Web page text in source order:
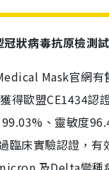
冠狀病毒抗原檢測
Mask官網有
得歐盟CE1434認
、靈敏度
臨床實驗認證，有